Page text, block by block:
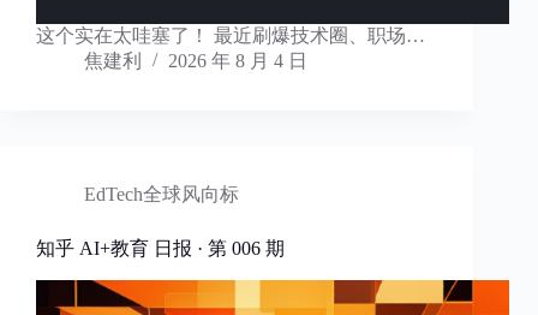
这个实在太哇塞了！ 最近刷爆技术圈、职场…
焦建利
2026 年 8 月 4 日
EdTech全球风向标
知乎 AI+教育 日报 · 第 006 期